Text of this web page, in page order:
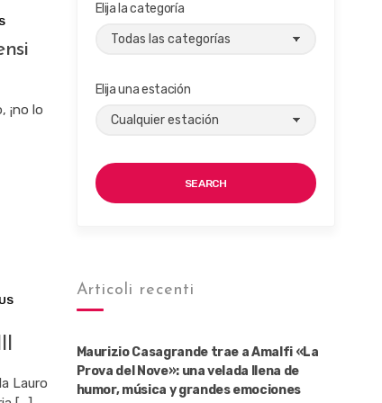
¡no lo
Lauro
Elija la categoría
Elija una estación
SEARCH
Articoli recenti
Maurizio Casagrande trae a Amalfi «La
Prova del Nove»: una velada llena de
humor, música y grandes emociones